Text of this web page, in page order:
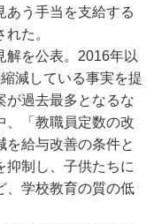
あう手当を支給する
た。
を公表。2016年以
減している事実を提
が過去最多となるな
、「教職員定数の改
を給与改善の条件と
抑制し、子供たちに
、学校教育の質の低